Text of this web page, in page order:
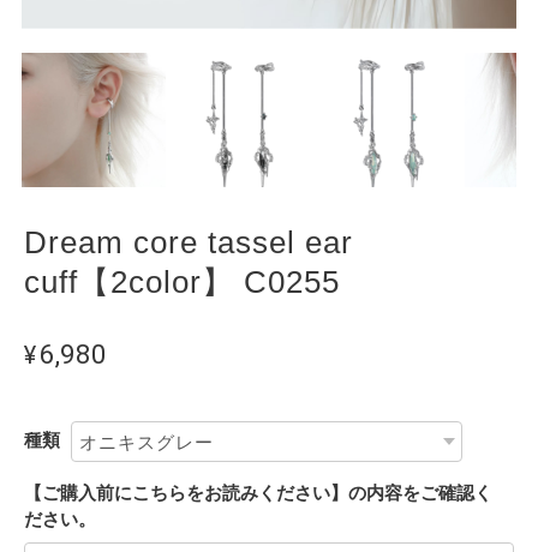
Dream core tassel ear
cuff【2color】 C0255
¥6,980
種類
【ご購入前にこちらをお読みください】の内容をご確認く
ださい。